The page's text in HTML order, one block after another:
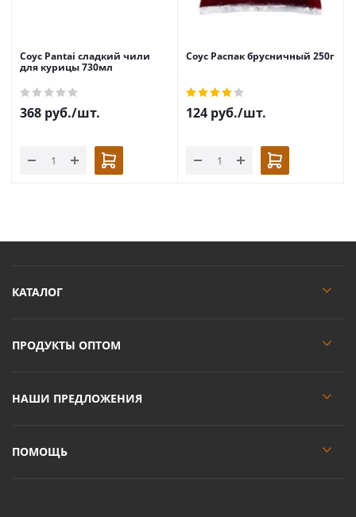
Соус Pantai сладкий чили
для курицы 730мл
368 руб./шт.
Соус Распак брусничный 250г
124 руб./шт.
КАТАЛОГ
ПРОДУКТЫ ОПТОМ
НАШИ ПРЕДЛОЖЕНИЯ
ПОМОЩЬ